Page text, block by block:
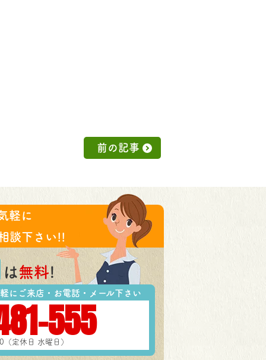
前の記事
軽に
談下さい!!
は無料!
にご来店・お電話・メール下さい
555
定休日 水曜日）